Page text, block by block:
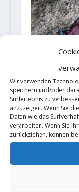
Wir verwenden
speichern und/oder
Surferlebnis zu
anzuzeigen. Wenn Sie
Daten wie das
verarbeiten. Wenn Sie
zurückziehen, können
Jorge
22. Mai 2021